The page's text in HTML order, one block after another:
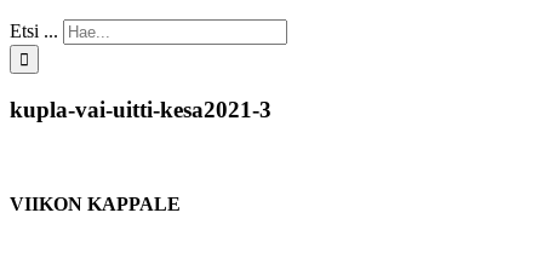
Etsi ...
kupla-vai-uitti-kesa2021-3
VIIKON KAPPALE